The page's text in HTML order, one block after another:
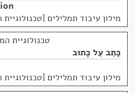
מילון עיבוד תמלילים
טכנולוגיית
כָּתַב עַל כָּתוּב
מילון עיבוד תמלילים